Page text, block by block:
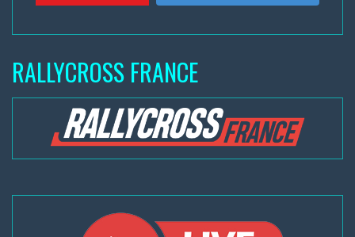
RALLYCROSS FRANCE